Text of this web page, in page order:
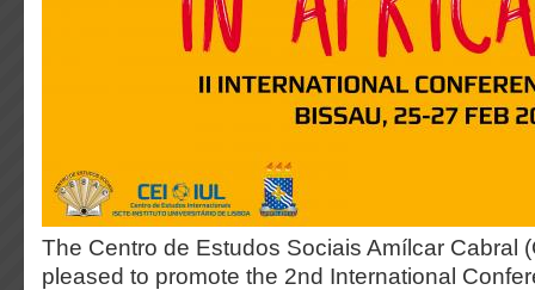
The Centro de Estudos Sociais Amílcar Cabral
pleased to promote the 2nd International